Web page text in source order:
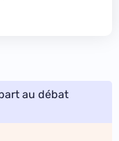
au débat